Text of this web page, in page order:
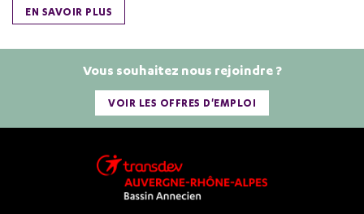
EN SAVOIR PLUS
Vous souhaitez nous rejoindre ?
VOIR LES OFFRES D'EMPLOI